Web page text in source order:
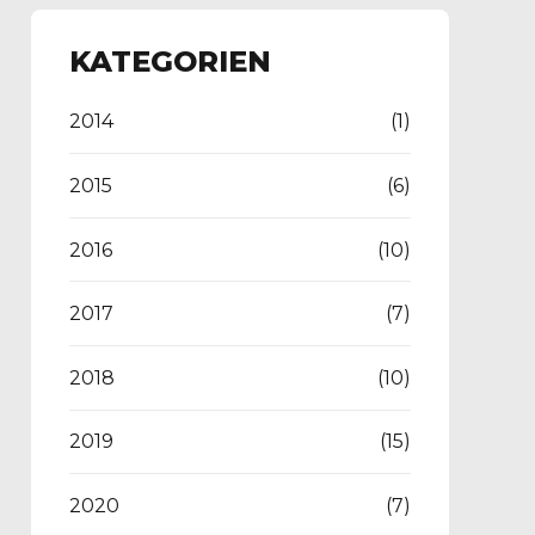
KATEGORIEN
2014 (1)
2015 (6)
2016 (10)
2017 (7)
2018 (10)
2019 (15)
2020 (7)